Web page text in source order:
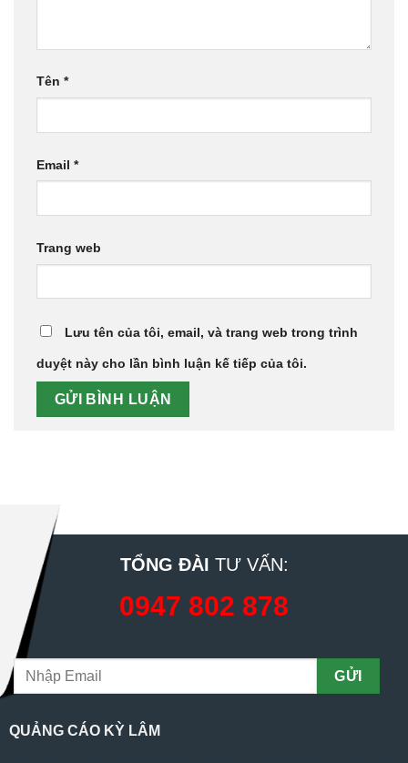
Tên *
Email *
Trang web
Lưu tên của tôi, email, và trang web trong trình
duyệt này cho lần bình luận kế tiếp của tôi.
TỔNG ĐÀI TƯ VẤN:
0947 802 878
QUẢNG CÁO KỲ LÂM